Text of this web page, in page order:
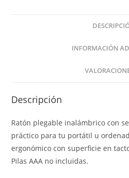
INFORMACIÓN
Descripción
Ratón plegable inalámbrico con
práctico para tu portátil u
ergonómico con superficie en
Pilas AAA no incluidas.